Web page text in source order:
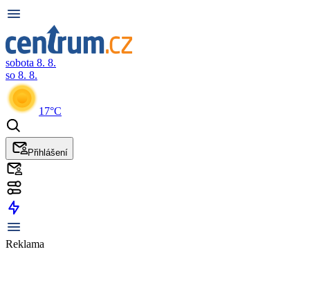
sobota 8. 8.
so 8. 8.
17°C
Přihlášení
Reklama